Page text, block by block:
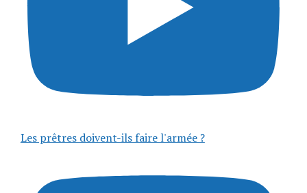
Les prêtres doivent-ils faire l'armée ?